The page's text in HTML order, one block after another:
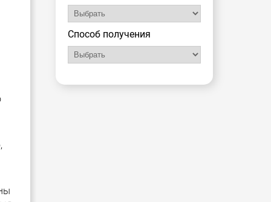
Способ получения